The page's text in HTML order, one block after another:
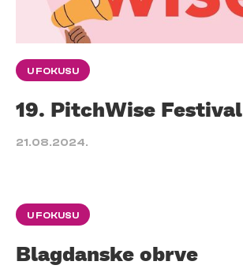
U FOKUSU
19. PitchWise Festival
21.08.2024.
U FOKUSU
Blagdanske obrve